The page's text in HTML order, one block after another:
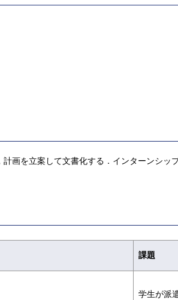
画を立案して文書化する．インターンシッ
課題
学生が派